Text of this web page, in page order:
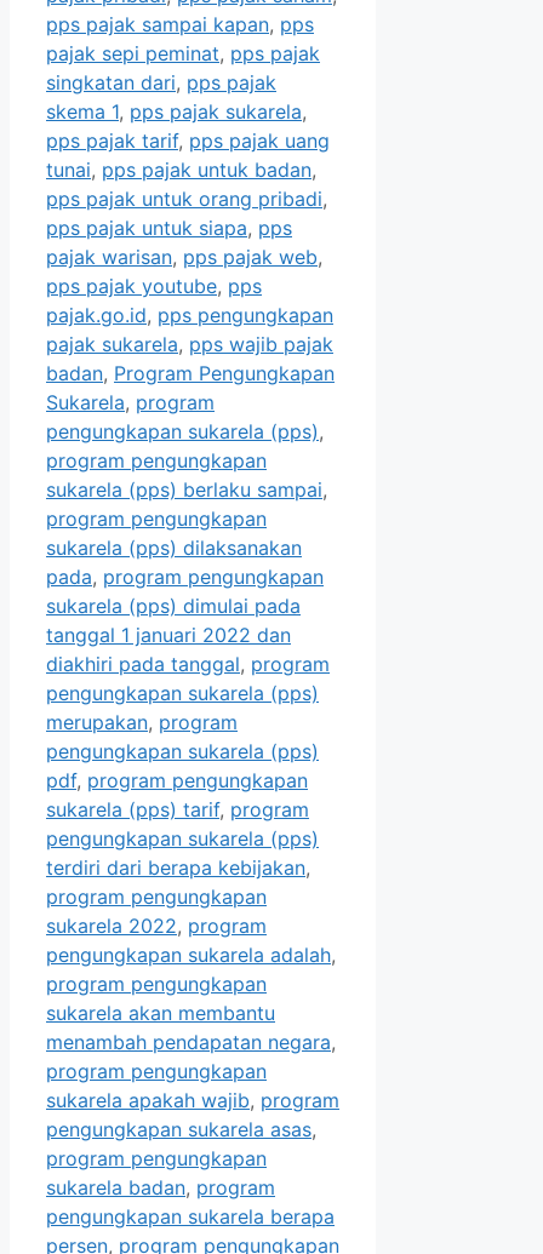
pps pajak sampai kapan, pps
pajak sepi peminat, pps pajak
singkatan dari, pps pajak
skema 1, pps pajak sukarela,
pps pajak tarif, pps pajak uang
tunai, pps pajak untuk badan,
pps pajak untuk orang pribadi,
pps pajak untuk siapa, pps
pajak warisan, pps pajak web,
pps pajak youtube, pps
pajak.go.id, pps pengungkapan
pajak sukarela, pps wajib pajak
badan, Program Pengungkapan
Sukarela, program
pengungkapan sukarela (pps),
program pengungkapan
sukarela (pps) berlaku sampai,
program pengungkapan
sukarela (pps) dilaksanakan
pada, program pengungkapan
sukarela (pps) dimulai pada
tanggal 1 januari 2022 dan
diakhiri pada tanggal, program
pengungkapan sukarela (pps)
merupakan, program
pengungkapan sukarela (pps)
pdf, program pengungkapan
sukarela (pps) tarif, program
pengungkapan sukarela (pps)
terdiri dari berapa kebijakan,
program pengungkapan
sukarela 2022, program
pengungkapan sukarela adalah,
program pengungkapan
sukarela akan membantu
menambah pendapatan negara,
program pengungkapan
sukarela apakah wajib, program
pengungkapan sukarela asas,
program pengungkapan
sukarela badan, program
pengungkapan sukarela berapa
persen, program pengungkapan